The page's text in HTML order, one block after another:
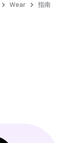
Wear 指南